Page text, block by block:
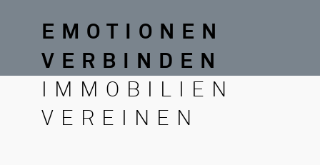
EMOTIONEN
VERBINDEN
IMMOBILIEN
VEREINEN